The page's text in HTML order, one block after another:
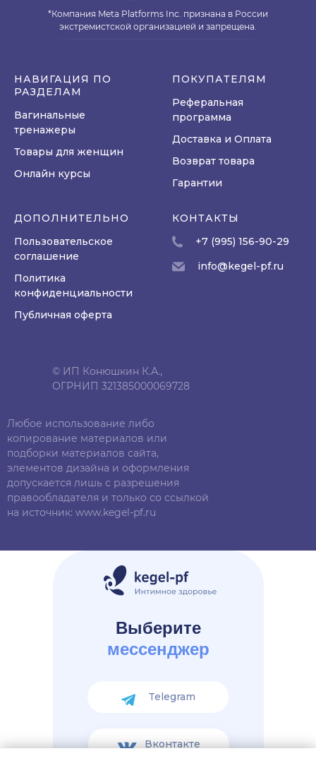
*Компания Meta Platforms Inc. признана в России
экстремистской организацией и запрещена.
НАВИГАЦИЯ ПО
РАЗДЕЛАМ
Вагинальные
тренажеры
Товары для женщин
Онлайн курсы
ПОКУПАТЕЛЯМ
Реферальная
программа
Доставка и Оплата
Возврат товара
Гарантии
ДОПОЛНИТЕЛЬНО
Пользовательское
соглашение
Политика
конфиденциальности
Публичная оферта
КОНТАКТЫ
+7 (995) 156-90-29
info@kegel-pf.ru
Любое использование либо
копирование материалов или
подборки материалов сайта,
элементов дизайна и оформления
допускается лишь с разрешения
правообладателя и только со ссылкой
на источник: www.kegel-pf.ru
© ИП Конюшкин К.А.,
ОГРНИП 321385000069728
Выберите
мессенджер
Telegram
Вконтакте